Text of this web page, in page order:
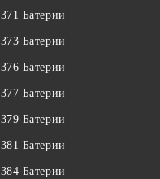
371 Батерии
373 Батерии
376 Батерии
377 Батерии
379 Батерии
381 Батерии
384 Батерии